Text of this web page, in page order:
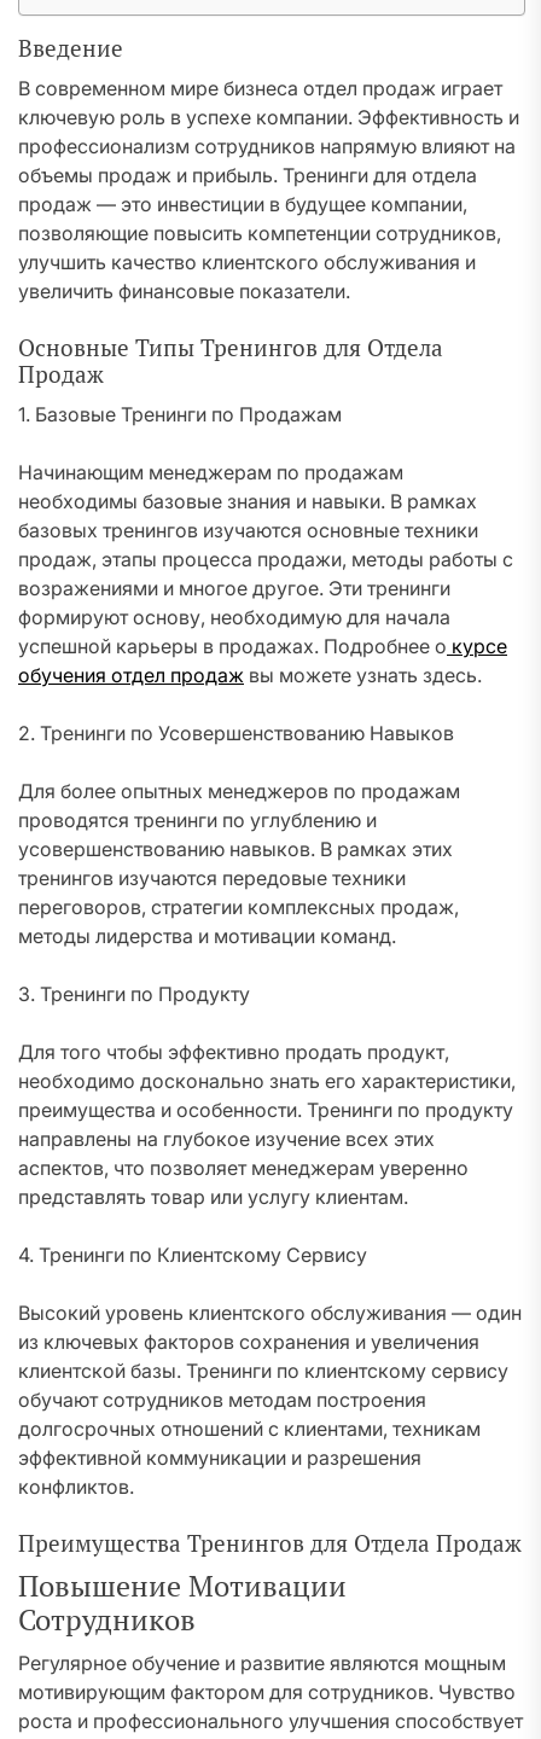
Введение
В современном мире бизнеса отдел продаж играет
ключевую роль в успехе компании. Эффективность и
профессионализм сотрудников напрямую влияют на
объемы продаж и прибыль. Тренинги для отдела
продаж — это инвестиции в будущее компании,
позволяющие повысить компетенции сотрудников,
улучшить качество клиентского обслуживания и
увеличить финансовые показатели.
Основные Типы Тренингов для Отдела
Продаж
1. Базовые Тренинги по Продажам
Начинающим менеджерам по продажам
необходимы базовые знания и навыки. В рамках
базовых тренингов изучаются основные техники
продаж, этапы процесса продажи, методы работы с
возражениями и многое другое. Эти тренинги
формируют основу, необходимую для начала
успешной карьеры в продажах. Подробнее о курсе
обучения отдел продаж вы можете узнать здесь.
2. Тренинги по Усовершенствованию Навыков
Для более опытных менеджеров по продажам
проводятся тренинги по углублению и
усовершенствованию навыков. В рамках этих
тренингов изучаются передовые техники
переговоров, стратегии комплексных продаж,
методы лидерства и мотивации команд.
3. Тренинги по Продукту
Для того чтобы эффективно продать продукт,
необходимо досконально знать его характеристики,
преимущества и особенности. Тренинги по продукту
направлены на глубокое изучение всех этих
аспектов, что позволяет менеджерам уверенно
представлять товар или услугу клиентам.
4. Тренинги по Клиентскому Сервису
Высокий уровень клиентского обслуживания — один
из ключевых факторов сохранения и увеличения
клиентской базы. Тренинги по клиентскому сервису
обучают сотрудников методам построения
долгосрочных отношений с клиентами, техникам
эффективной коммуникации и разрешения
конфликтов.
Преимущества Тренингов для Отдела Продаж
Повышение Мотивации
Сотрудников
Регулярное обучение и развитие являются мощным
мотивирующим фактором для сотрудников. Чувство
роста и профессионального улучшения способствует